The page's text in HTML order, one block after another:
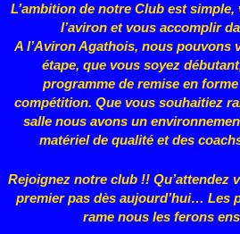
L’ambition de notre Club est
l’aviron et vous accomplir
A l’Aviron Agathois, nous pouvons
étape, que vous soyez
programme de remise en
compétition. Que vous souhaitiez
salle nous avons un
matériel de qualité et des
Rejoignez notre club !! Qu’attendez
premier pas dès aujourd’hui… Les
rame nous les ferons